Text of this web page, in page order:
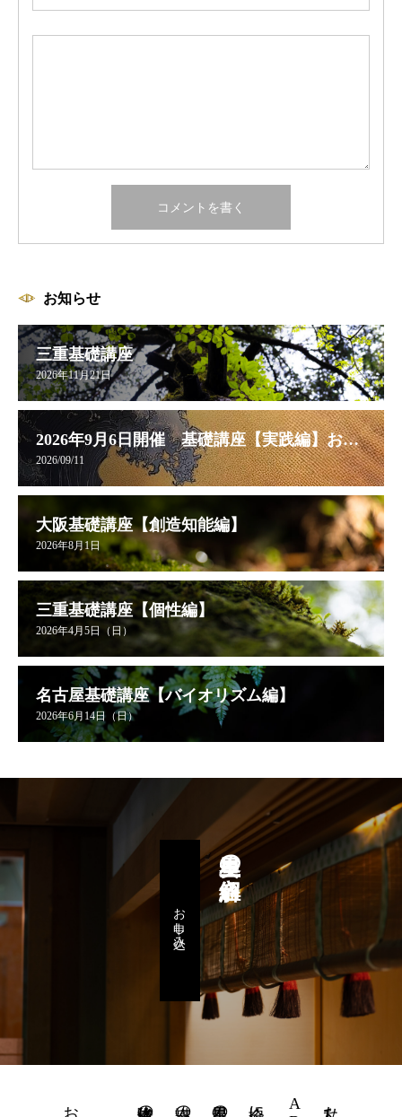
お知らせ
三重基礎講座
2026年11月21日
2026年9月6日開催 基礎講座【実践編】お申し込み受付中
2026/09/11
大阪基礎講座【創造知能編】
2026年8月1日
三重基礎講座【個性編】
2026年4月5日（日）
名古屋基礎講座【バイオリズム編】
2026年6月14日（日）
星里奏の紐解き
お申し込み